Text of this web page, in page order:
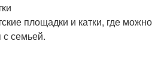
площадки и катки, где можно
с семьей.